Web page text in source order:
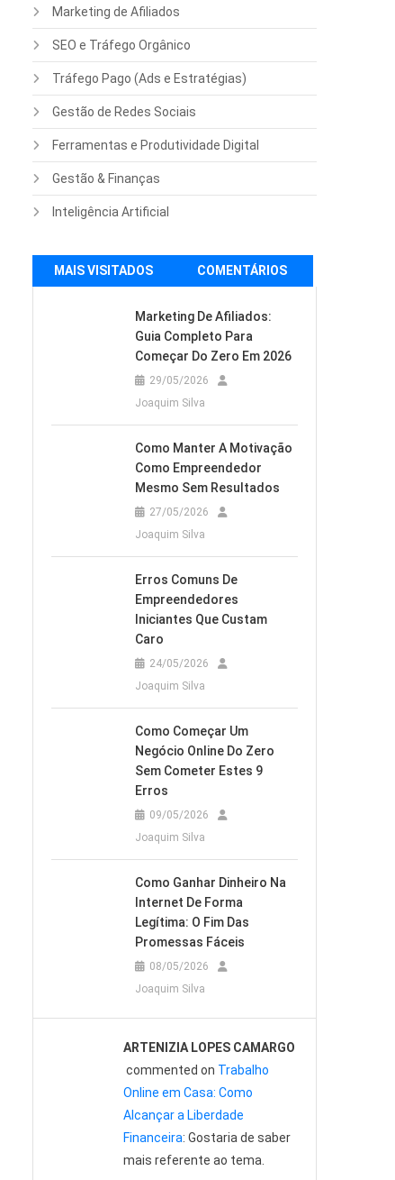
Marketing de Afiliados
SEO e Tráfego Orgânico
Tráfego Pago (Ads e Estratégias)
Gestão de Redes Sociais
Ferramentas e Produtividade Digital
Gestão & Finanças
Inteligência Artificial
MAIS VISITADOS COMENTÁRIOS
Marketing De Afiliados:
Guia Completo Para
Começar Do Zero Em 2026
29/05/2026
Joaquim Silva
Como Manter A Motivação
Como Empreendedor
Mesmo Sem Resultados
27/05/2026
Joaquim Silva
Erros Comuns De
Empreendedores
Iniciantes Que Custam
Caro
24/05/2026
Joaquim Silva
Como Começar Um
Negócio Online Do Zero
Sem Cometer Estes 9
Erros
09/05/2026
Joaquim Silva
Como Ganhar Dinheiro Na
Internet De Forma
Legítima: O Fim Das
Promessas Fáceis
08/05/2026
Joaquim Silva
ARTENIZIA LOPES CAMARGO
commented on Trabalho
Online em Casa: Como
Alcançar a Liberdade
Financeira: Gostaria de saber
mais referente ao tema.